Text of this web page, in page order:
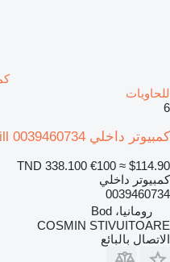
للحاويات
6
كمبيوتر داخلي Still 0039460734 لـ رافعة للحاويات
TND 338.100 €100 ≈ $114.90
كمبيوتر داخلي
0039460734
رومانيا، Bod
COSMIN STIVUITOARE
الاتصال بالبائع